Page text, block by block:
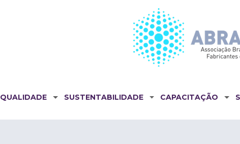
QUALIDADE SUSTENTABILIDADE CAPACITAÇÃO